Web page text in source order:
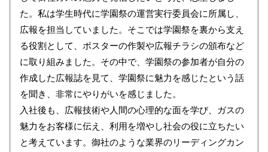
た。私は学生時代に学園祭の運営実行委員会に所属し、
広報を担当していました。そこでは学園祭を裏から支え
る役割として、ポスターの作製や広報チラシの頒布など
に取り組みました。その中で、学園祭の参加者が自分の
作成した広報誌を見て、学園祭に魅力を感じたという話
を聞き、非常にやりがいを感じました。
入社後も、広報技術や人間の心理的な面を学び、ガスの
魅力をお客様に伝え、利用を増やし社会の役に立ちたい
と考えています。御社のような業界のリーディングカン